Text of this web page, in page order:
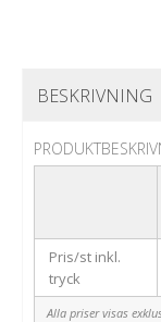
Ibland kan det vara
skicka smakprover till
BESKRIVNING
Pris/st inkl.
tryck
Alla priser visas